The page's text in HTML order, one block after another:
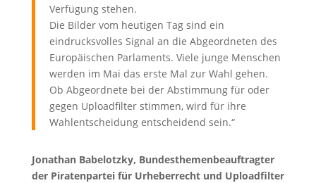
Verfügung stehen.
Die Bilder vom heutigen Tag sind ein
eindrucksvolles Signal an die Abgeordneten des
Europäischen Parlaments. Viele junge Menschen
werden im Mai das erste Mal zur Wahl gehen.
Ob Abgeordnete bei der Abstimmung für oder
gegen Uploadfilter stimmen, wird für ihre
Wahlentscheidung entscheidend sein.“
Jonathan Babelotzky, Bundesthemenbeauftragter
der Piratenpartei für Urheberrecht und Uploadfilter